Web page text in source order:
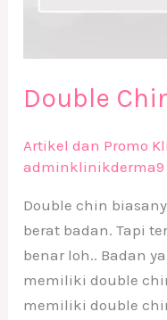
Double
Artikel dan Promo
adminklinikderma9
Double chin
berat badan. Tapi
benar loh.. Badan
memiliki double
memiliki double